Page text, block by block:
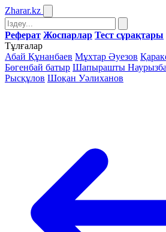
Zharar.kz
Реферат Жоспарлар Тест сұрақтары
Тұлғалар
Абай Құнанбаев Мұхтар Әуезов
Бөгенбай батыр Шапырашты
Рысқұлов Шоқан Уәлиханов